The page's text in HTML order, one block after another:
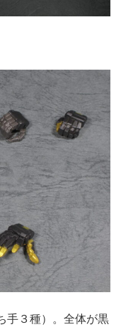
手３種）。全体が黒